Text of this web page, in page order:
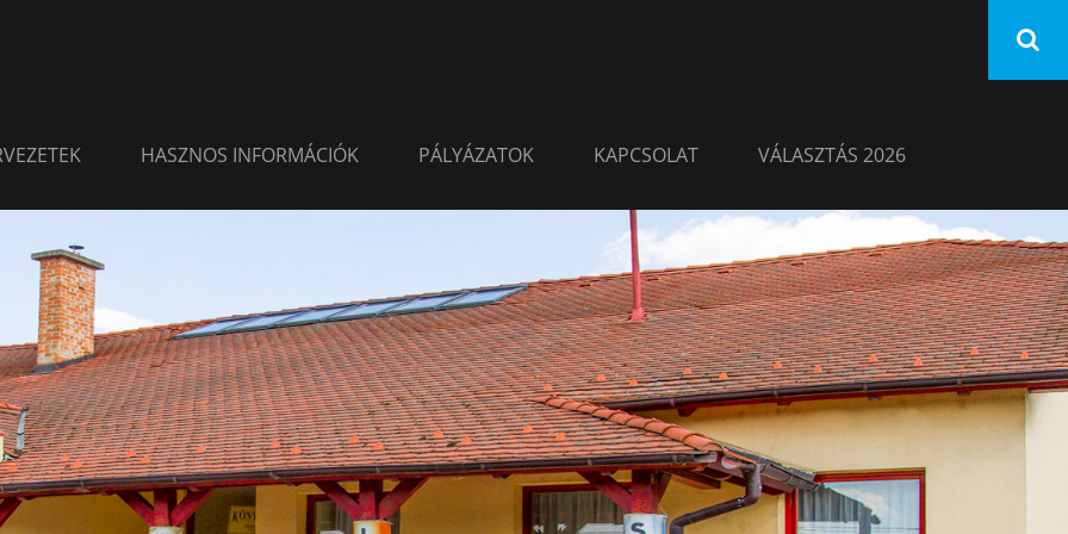
HASZNOS INFORMÁCIÓK PÁLYÁZATOK KAPCSOLAT VÁLASZTÁS 2026